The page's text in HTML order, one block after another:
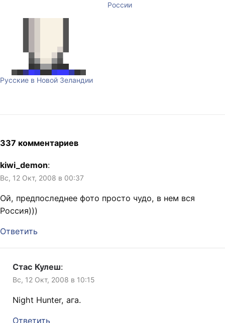
мест, почём у вас свекла?
Удивлюсь, если вы её ещё
России
Русские в Новой Зеландии
337 комментариев
kiwi_demon:
Вс, 12 Окт, 2008 в 00:37
Ой, предпоследнее фото просто чудо, в нем вся
Россия)))
Ответить
Стас Кулеш:
Вс, 12 Окт, 2008 в 10:15
Night Hunter, ага.
Ответить